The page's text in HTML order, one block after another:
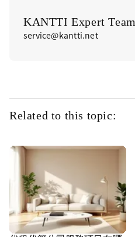
KANTTI Expert Team
service@kantti.net
Related to this topic: